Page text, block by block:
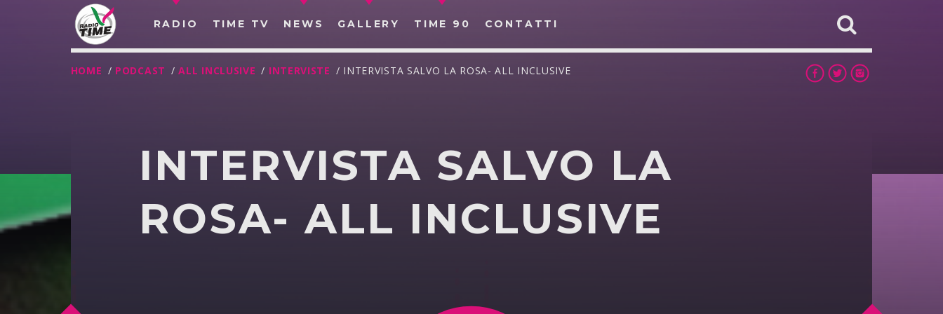
RADIO TIME TV NEWS GALLERY TIME 90 CONTATTI
CERCA NEL SITO WEB:
HOME / PODCAST /ALL INCLUSIVE / INTERVISTE / INTERVISTA SALVO LA ROSA- ALL INCLUSIVE
INTERVISTA SALVO LA
ROSA- ALL INCLUSIVE